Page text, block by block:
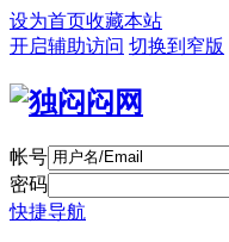
设为首页收藏本站
开启辅助访问 切换到窄版
帐号
密码
快捷导航